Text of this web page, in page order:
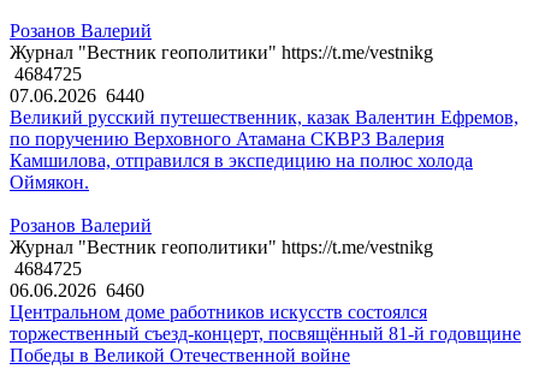
Розанов Валерий
Журнал "Вестник геополитики" https://t.me/vestnikg
4684725
07.06.2026 6440
Великий русский путешественник, казак Валентин Ефремов,
по поручению Верховного Атамана СКВРЗ Валерия
Камшилова, отправился в экспедицию на полюс холода
Оймякон.
Розанов Валерий
Журнал "Вестник геополитики" https://t.me/vestnikg
4684725
06.06.2026 6460
Центральном доме работников искусств состоялся
торжественный съезд-концерт, посвящённый 81-й годовщине
Победы в Великой Отечественной войне